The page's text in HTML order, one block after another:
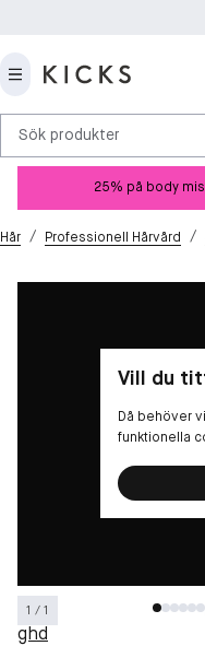
Sök produkter
25% på body
Hår / Professionell Hårvård /
1 / 1
Vill du
Då behöver
funktionella
ghd